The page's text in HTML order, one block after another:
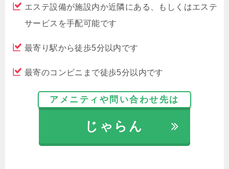
エステ設備が施設内か近隣にある、もしくはエステ
サービスを手配可能です
最寄り駅から徒歩5分以内です
最寄のコンビニまで徒歩5分以内です
アメニティや問い合わせ先は
じゃらん